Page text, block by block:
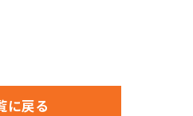
に戻る